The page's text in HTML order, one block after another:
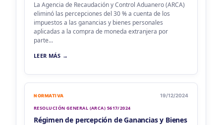
La Agencia de Recaudación y Control Aduanero (ARCA)
eliminó las percepciones del 30 % a cuenta de los
impuestos a las ganancias y bienes personales
aplicadas a la compra de moneda extranjera por
parte...
LEER MÁS →
NORMATIVA 19/12/2024
RESOLUCIÓN GENERAL (ARCA) 5617/2024
Régimen de percepción de Ganancias y Bienes